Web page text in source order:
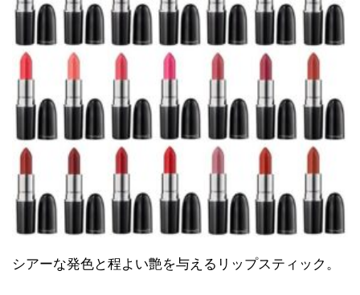
シアーな発色と程よい艶を与えるリップスティック。